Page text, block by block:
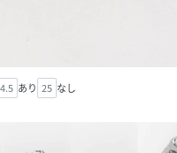
あり 25 なし